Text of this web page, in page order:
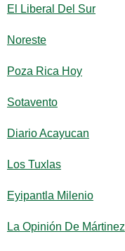
El Liberal Del Sur
Noreste
Poza Rica Hoy
Sotavento
Diario Acayucan
Los Tuxlas
Eyipantla Milenio
La Opinión De Mártinez